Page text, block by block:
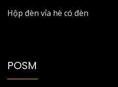
Hộp đèn vỉa hè có đèn
POSM